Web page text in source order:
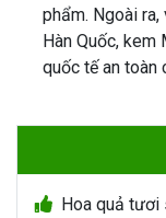
phẩm. Ngoài
Hàn Quốc,
quốc tế an
Hoa quả tươi